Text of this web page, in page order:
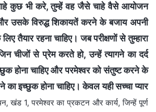
कुछ भी करे, तुम्हें वह जैसे चाहे वैसे आयोजन
उसके विरुद्ध शिकायतें करने के बजाय अपनी
तैयार रहना चाहिए। जब परीक्षणों से तुम्हारा
चीजों से प्रेम करते हो, उन्हें त्यागने का दर्द
होना चाहिए और परमेश्वर को संतुष्ट करने के
इच्छुक होना चाहिए। केवल यही सच्चा प्यार
खंड 1, परमेश्वर का प्रकटन और कार्य, जिन्हें पूर्ण